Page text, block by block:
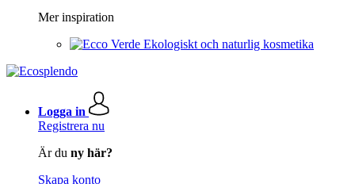
Mer inspiration
Ekologiskt och naturlig kosmetika
Logga in
Registrera nu
Är du ny här?
Skapa konto